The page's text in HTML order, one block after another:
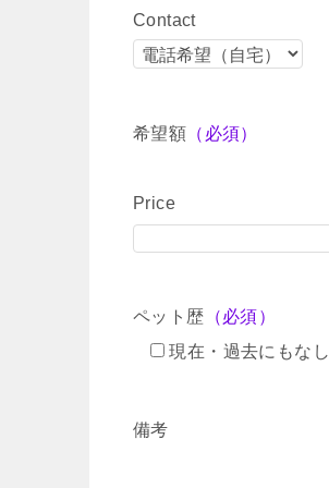
Contact
希望額 （必須）
Price
ペット歴 （必須）
現在・過去にもなし
備考